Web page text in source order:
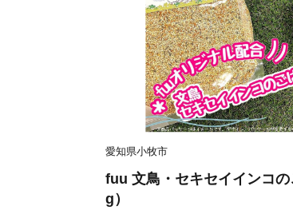
愛知県小牧市
fuu 文鳥・セキセイインコ
g）